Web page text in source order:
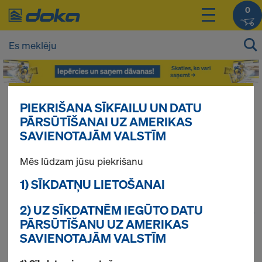
0
Jūsu produktu cenas Jūs varat redzēt
pieslēdzoties.
Framax Xlife
Atrasti 39 produkti
Pirktākās preces
PIEKRIŠANA SĪKFAILU UN DATU
PĀRSŪTĪŠANAI UZ AMERIKAS
SAVIENOTAJĀM VALSTĪM
Mēs lūdzam jūsu piekrišanu
1) SĪKDATŅU LIETOŠANAI
2) UZ SĪKDATNĒM IEGŪTO DATU
PĀRSŪTĪŠANU UZ AMERIKAS
SAVIENOTAJĀM VALSTĪM